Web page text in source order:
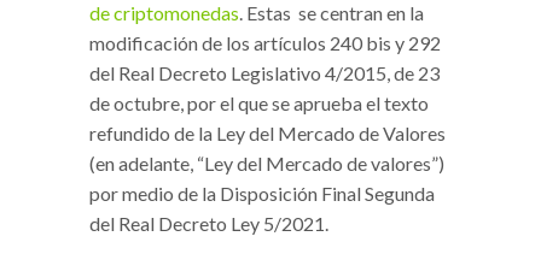
de criptomonedas. Estas se centran en la
modificación de los artículos 240 bis y 292
del Real Decreto Legislativo 4/2015, de 23
de octubre, por el que se aprueba el texto
refundido de la Ley del Mercado de Valores
(en adelante, “Ley del Mercado de valores”)
por medio de la Disposición Final Segunda
del Real Decreto Ley 5/2021.